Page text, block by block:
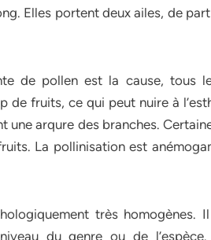
Elles portent deux ailes, de
de pollen est la cause, tous
de fruits, ce qui peut nuire à
une arqure des branches.
La pollinisation est
très homogènes.
du genre ou de